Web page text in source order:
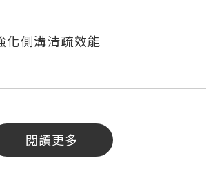
化側溝清疏效能
閱讀更多